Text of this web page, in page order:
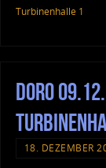
Turbinenhalle 1
Doro
18. DEZEMBER